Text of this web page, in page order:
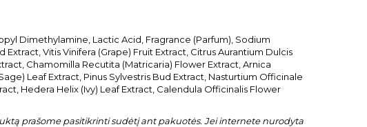
Dimethylamine, Lactic Acid, Fragrance (Parfum), Sodium
Vitis Vinifera (Grape) Fruit Extract, Citrus Aurantium Dulcis
Chamomilla Recutita (Matricaria) Flower Extract, Arnica
Leaf Extract, Pinus Sylvestris Bud Extract, Nasturtium Officinale
Hedera Helix (Ivy) Leaf Extract, Calendula Officinalis Flower
prašome pasitikrinti sudėtį ant pakuotės. Jei internete nurodyta